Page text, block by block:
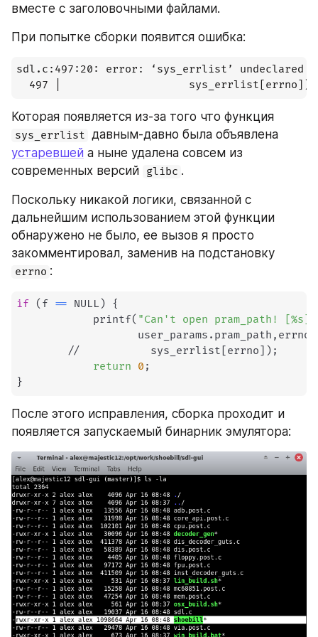
вместе с заголовочными файлами.
При попытке сборки появится ошибка:
sdl.c:497:20: error: ‘sys_errlist’
sys_errlist
устаревшей а ныне удалена совсем из
современных версий glibc .
Поскольку никакой логики, связанной с
дальнейшим использованием этой функции
обнаружено не было, ее вызов я просто
errno :
if ( f == NULL ) {
            printf
( "Can't open pram_path! [%s]
                   user_params.pram_path,errno
        //           sys_errlist
errno ) ;
return 0 ;
}
После этого исправления, сборка проходит и
появляется запускаемый бинарник эмулятора: